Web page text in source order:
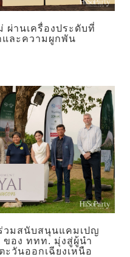
ผ่านเครื่องประดับที่
และความผูกพัน
วมสนับสนุนแคมเปญ
ของ ททท. มุ่งสู่ผู้นำ
วันออกเฉียงเหนือ